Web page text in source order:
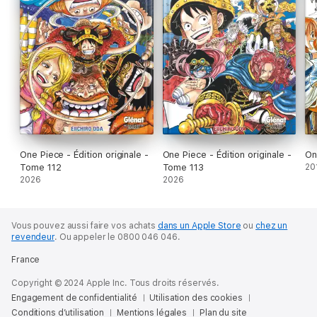
One Piece - Édition originale -
Tome 112
2026
One Piece - Édition originale -
Tome 113
2026
Vous pouvez aussi faire vos achats dans un Apple Store ou chez un
revendeur. Ou appeler le 0800 046 046.
France
Copyright © 2024 Apple Inc. Tous droits réservés.
Engagement de confidentialité
Utilisation des cookies
Conditions d’utilisation
Mentions légales Plan du site